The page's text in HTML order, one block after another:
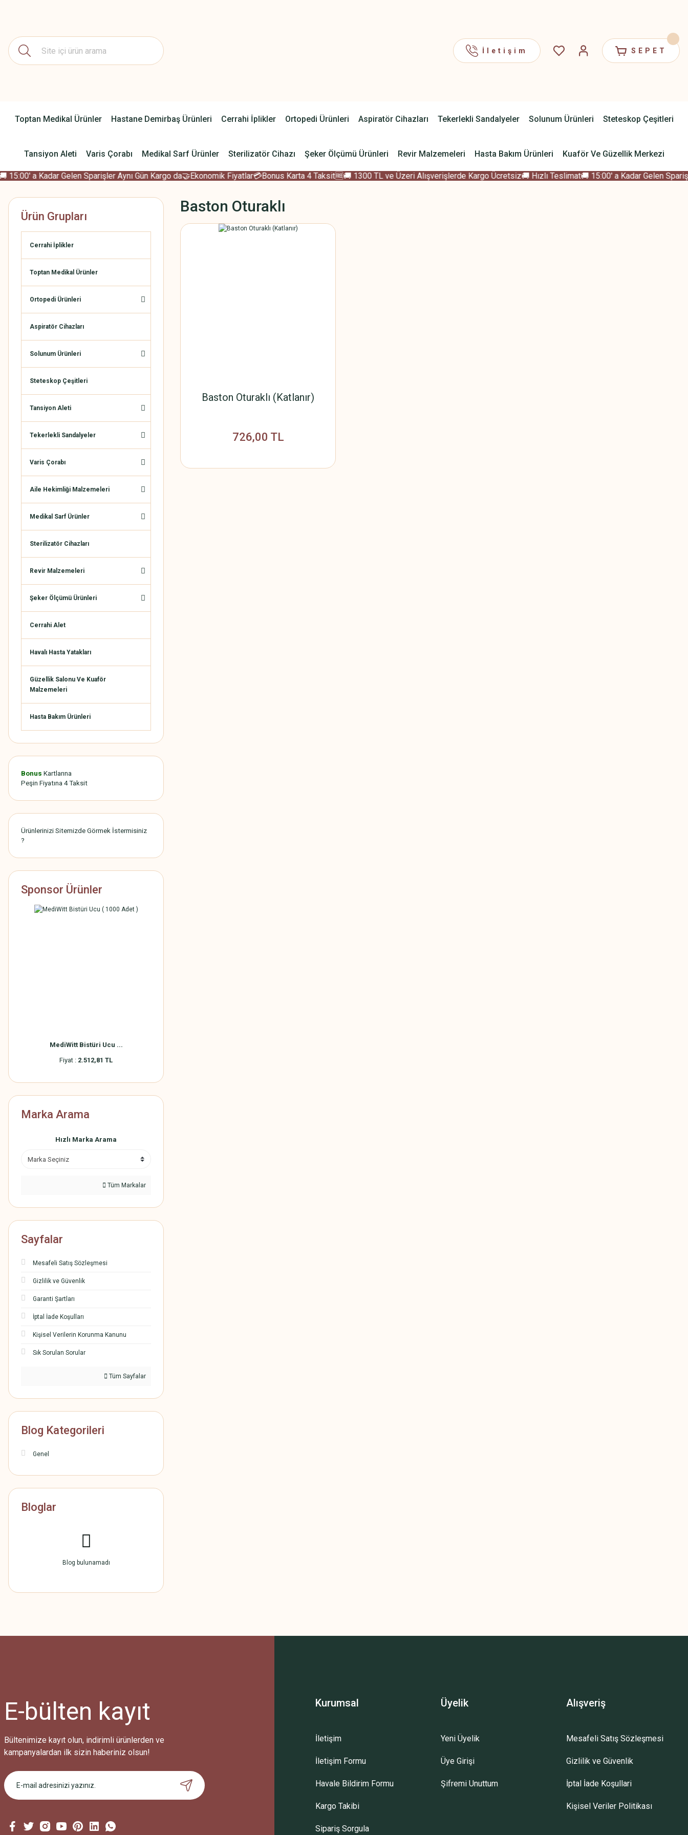
İletişim SEPET
Toptan Medikal Ürünler Hastane Demirbaş Ürünleri Cerrahi İplikler Ortopedi Ürünleri Aspiratör Cihazları Tekerlekli Sandalyeler Solunum Ürünleri Steteskop Çeşitleri
Tansiyon Aleti Varis Çorabı Medikal Sarf Ürünler Sterilizatör Cihazı Şeker Ölçümü Ürünleri Revir Malzemeleri Hasta Bakım Ürünleri Kuaför Ve Güzellik Merkezi
a Kadar Gelen Sparişler Aynı Gün Kargo da 🤝Ekonomik Fiyatlar💳Bonus Karta 4 Taksit🆓🚚 1300 TL ve Üzeri Alışverişlerde Kargo Ücretsiz🚚 Hızlı Teslimat🚚 15:00' a Kadar Gelen
Ürün Grupları
Cerrahi İplikler
Toptan Medikal Ürünler
Ortopedi Ürünleri
Aspiratör Cihazları
Solunum Ürünleri
Steteskop Çeşitleri
Tansiyon Aleti
Tekerlekli Sandalyeler
Varis Çorabı
Aile Hekimliği Malzemeleri
Medikal Sarf Ürünler
Sterilizatör Cihazları
Revir Malzemeleri
Şeker Ölçümü Ürünleri
Cerrahi Alet
Havalı Hasta Yatakları
Güzellik Salonu Ve Kuaför
Malzemeleri
Hasta Bakım Ürünleri
Bonus Kartlarına
Peşin Fiyatına 4 Taksit
Ürünlerinizi Sitemizde Görmek İstermisiniz
?
Sponsor Ürünler
MediWitt Bistüri Ucu ...
Fiyat : 2.512,81 TL
Marka Arama
Hızlı Marka Arama
Tüm Markalar
Sayfalar
Mesafeli Satış Sözleşmesi
Gizlilik ve Güvenlik
Garanti Şartları
İptal İade Koşulları
Kişisel Verilerin Korunma Kanunu
Sık Sorulan Sorular
Tüm Sayfalar
Blog Kategorileri
Genel
Bloglar
Blog bulunamadı
Baston Oturaklı
Baston Oturaklı (Katlanır)
726,00 TL
E-bülten kayıt
Bültenimize kayıt olun, indirimli ürünlerden ve
kampanyalardan ilk sizin haberiniz olsun!
Kurumsal
İletişim
İletişim Formu
Havale Bildirim Formu
Kargo Takibi
Sipariş Sorgula
Üyelik
Yeni Üyelik
Üye Girişi
Şifremi Unuttum
Alışveriş
Mesafeli Satış Sözleşmesi
Gizlilik ve Güvenlik
İptal İade Koşullari
Kişisel Veriler Politikası